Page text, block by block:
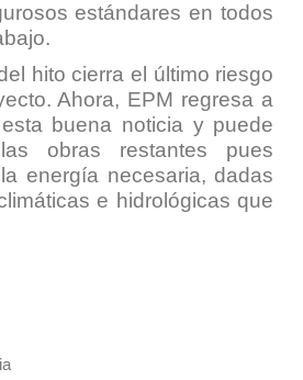
estándares en todos
hito cierra el último riesgo
Ahora, EPM regresa a
buena noticia y puede
obras restantes pues
energía necesaria, dadas
e hidrológicas que